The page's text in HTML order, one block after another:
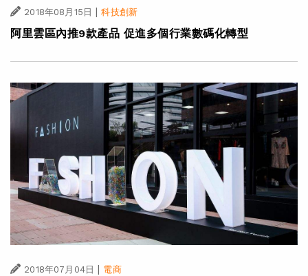
2018年08月15日 科技創新
阿里雲區內推9款產品 促進多個行業數碼化轉型
2018年07月04日 | 電商